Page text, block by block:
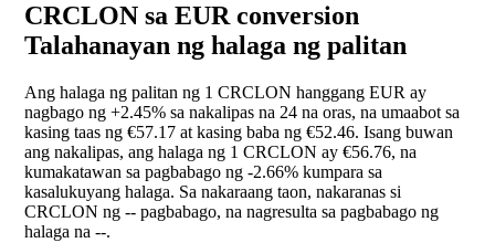
CRCLON sa EUR conversion
Talahanayan ng halaga ng palitan
Ang halaga ng palitan ng 1 CRCLON hanggang EUR ay
nagbago ng +2.45% sa nakalipas na 24 na oras, na umaabot sa
kasing taas ng €57.17 at kasing baba ng €52.46. Isang buwan
ang nakalipas, ang halaga ng 1 CRCLON ay €56.76, na
kumakatawan sa pagbabago ng -2.66% kumpara sa
kasalukuyang halaga. Sa nakaraang taon, nakaranas si
CRCLON ng -- pagbabago, na nagresulta sa pagbabago ng
halaga na --.